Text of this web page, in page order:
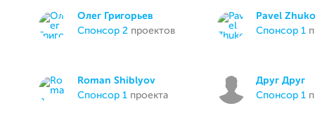
Олег Григорьев
спонсор 2 проектов
Pavel
спонсор 1
Roman Shiblyov
спонсор 1 проекта
Друг Друг
спонсор 1